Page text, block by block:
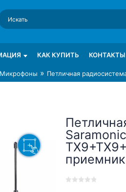
Gamma в СПбКАК КУПИТЬ КОНТАКТЫ
Микрофоны » Петличная